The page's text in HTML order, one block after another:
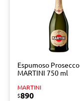
Espumoso Prosecco
MARTINI 750 ml
MARTINI
$890